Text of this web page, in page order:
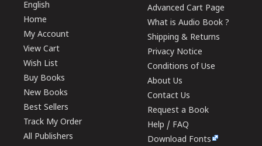
English
Home
My Account
View Cart
Wish List
Buy Books
New Books
Best Sellers
Track My Order
All Publishers
Advanced Cart Page
What is Audio Book ?
Shipping & Returns
Privacy Notice
Conditions of Use
About Us
Contact Us
Request a Book
Help / FAQ
Download Fonts